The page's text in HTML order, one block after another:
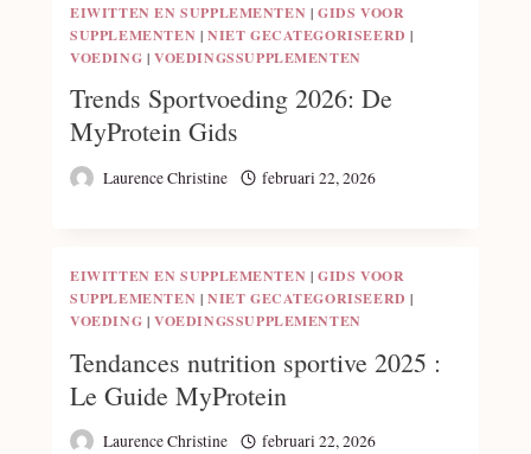
EIWITTEN EN SUPPLEMENTEN |GIDS VOOR
SUPPLEMENTEN | NIET GECATEGORISEERD |
VOEDING | VOEDINGSSUPPLEMENTEN
Trends Sportvoeding 2026: De
MyProtein Gids
Laurence Christine februari 22, 2026
EIWITTEN EN SUPPLEMENTEN |GIDS VOOR
SUPPLEMENTEN | NIET GECATEGORISEERD |
VOEDING | VOEDINGSSUPPLEMENTEN
Tendances nutrition sportive 2025 :
Le Guide MyProtein
Laurence Christine februari 22, 2026